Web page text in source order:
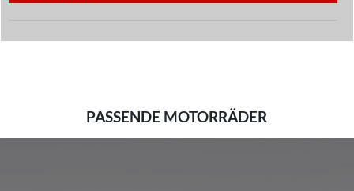
PASSENDE MOTORRÄDER